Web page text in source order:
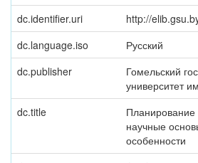
dc.identifier.uri
http://
dc.language.iso
Русский
dc.publisher
Гомельский
университет
dc.title
Планирование
научные
особенности